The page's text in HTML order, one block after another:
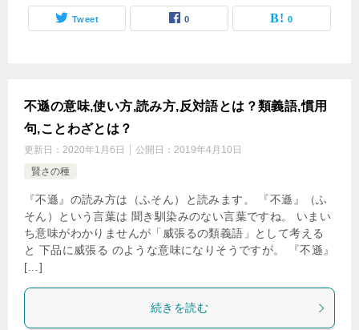
Tweet 0 0
不遜の意味,使い方,読み方,反対語とは？類義語,慣用
句,ことわざとは？
更新日： 2020年1月6日 公開日： 2019年4月10日
賢さの種
『不遜』の読み方は（ふそん）と読みます。 『不遜』（ふ
そん）という言葉は 聞き馴染みのない言葉ですね。 いまい
ち意味がわかりませんが「威張るの類義語」として考える
と 下品に威張る のような意味になりそうですが。 『不遜』
[…]
続きを読む